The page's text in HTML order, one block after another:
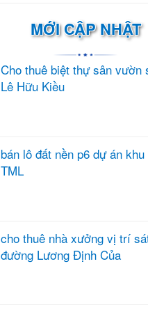
MỚI CẬP NHẬT
Cho thuê biệt thự sân vườn
Lê Hữu Kiều
bán lô đất nền p6 dự án
TML
cho thuê nhà xưởng vị trí
đường Lương Định Của